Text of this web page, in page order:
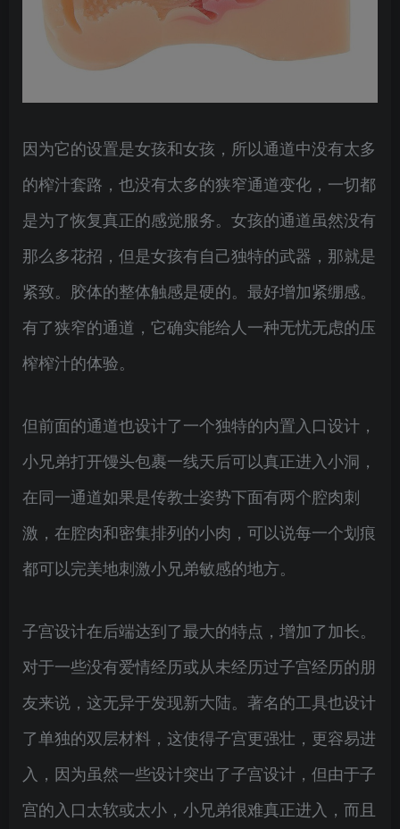
因为它的设置是女孩和女孩，所以通道中没有太多
的榨汁套路，也没有太多的狭窄通道变化，一切都
是为了恢复真正的感觉服务。女孩的通道虽然没有
那么多花招，但是女孩有自己独特的武器，那就是
紧致。胶体的整体触感是硬的。最好增加紧绷感。
有了狭窄的通道，它确实能给人一种无忧无虑的压
榨榨汁的体验。
但前面的通道也设计了一个独特的内置入口设计，
小兄弟打开馒头包裹一线天后可以真正进入小洞，
在同一通道如果是传教士姿势下面有两个腔肉刺
激，在腔肉和密集排列的小肉，可以说每一个划痕
都可以完美地刺激小兄弟敏感的地方。
子宫设计在后端达到了最大的特点，增加了加长。
对于一些没有爱情经历或从未经历过子宫经历的朋
友来说，这无异于发现新大陆。著名的工具也设计
了单独的双层材料，这使得子宫更强壮，更容易进
入，因为虽然一些设计突出了子宫设计，但由于子
宫的入口太软或太小，小兄弟很难真正进入，而且